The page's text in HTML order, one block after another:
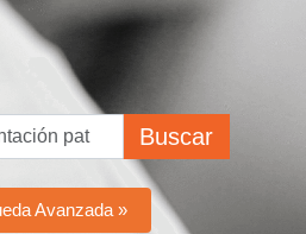
Buscar
Avanzada »